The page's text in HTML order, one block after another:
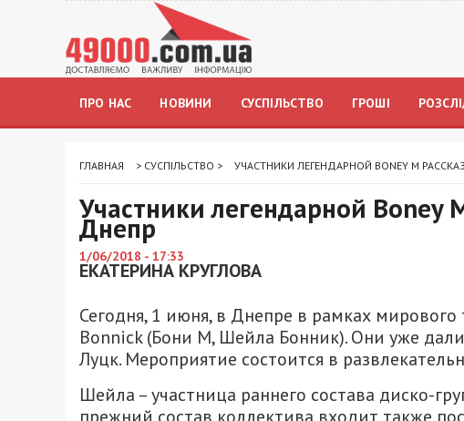
ПРО НАС НОВИНИ СУСПІЛЬСТВО ГРОШІ
ГЛАВНАЯ > СУСПІЛЬСТВО > УЧАСТНИКИ ЛЕГЕНДАРНОЙ BONEY M
Участники легендарной Boney
Днепр
1/06/2018 - 17:33
ЕКАТЕРИНА КРУГЛОВА
Сегодня, 1 июня, в Днепре в рамках мирового
Bonnick (Бони М, Шейла Бонник). Они уже
Луцк. Мероприятие состоится в
Шейла – участница раннего состава диско-